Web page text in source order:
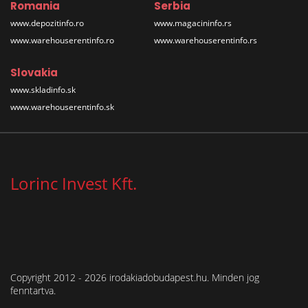
Romania
www.depozitinfo.ro
www.warehouserentinfo.ro
Serbia
www.magacininfo.rs
www.warehouserentinfo.rs
Slovakia
www.skladinfo.sk
www.warehouserentinfo.sk
Lorinc Invest Kft.
Copyright 2012 - 2026 irodakiadobudapest.hu. Minden jog
fenntartva.